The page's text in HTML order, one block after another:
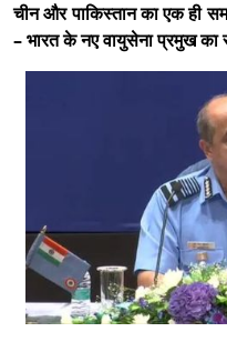
चीन और पाकिस्तान का एक ही
– भारत के नए वायुसेना प्रमुख